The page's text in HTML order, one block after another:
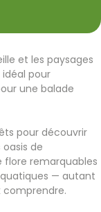
et les paysages
pour
une balade
pour découvrir
de
flore remarquables
— autant
comprendre.